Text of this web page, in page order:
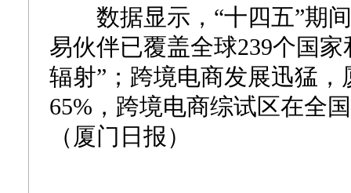
数据显示，“十四五”期间
易伙伴已覆盖全球239个国
辐射”；跨境电商发展迅猛
65%，跨境电商综试区在全
（厦门日报）